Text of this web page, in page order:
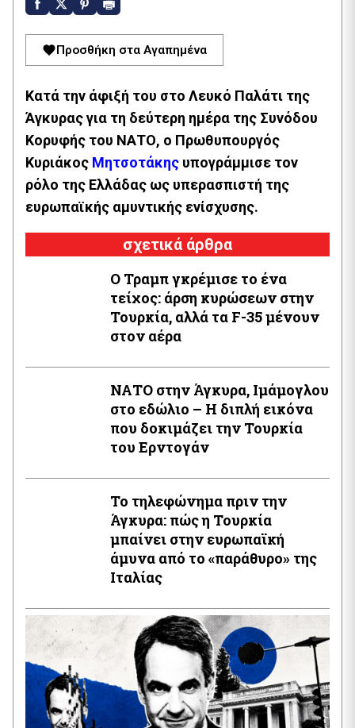
Προσθήκη στα Αγαπημένα
Κατά την άφιξή του στο Λευκό Παλάτι της
Άγκυρας για τη δεύτερη ημέρα της Συνόδου
Κορυφής του ΝΑΤΟ, ο Πρωθυπουργός
Κυριάκος Μητσοτάκης υπογράμμισε τον
ρόλο της Ελλάδας ως υπερασπιστή της
ευρωπαϊκής αμυντικής ενίσχυσης.
σχετικά άρθρα
Ο Τραμπ γκρέμισε το ένα
τείχος: άρση κυρώσεων στην
Τουρκία, αλλά τα F-35 μένουν
στον αέρα
ΝΑΤΟ στην Άγκυρα, Ιμάμογλου
στο εδώλιο – Η διπλή εικόνα
που δοκιμάζει την Τουρκία
του Ερντογάν
Το τηλεφώνημα πριν την
Άγκυρα: πώς η Τουρκία
μπαίνει στην ευρωπαϊκή
άμυνα από το «παράθυρο» της
Ιταλίας